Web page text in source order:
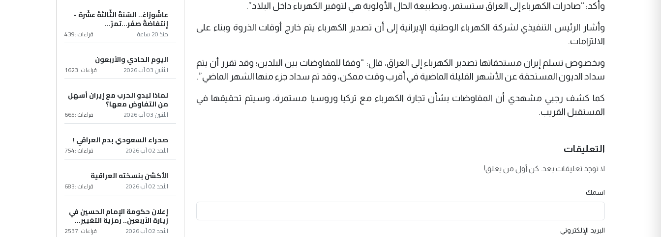
وأكد: “صادرات الكهرباء إلى العراق ستستمر، وبطبيعة الحال الأولوية هي لتوفير الكهرباء داخل البلاد”.
وأشار الرئيس التنفيذي لشركة الكهرباء الوطنية الإيرانية إلى أن تصدير الكهرباء يتم خارج أوقات الذروة وبناء على
الالتزامات.
وبخصوص تسلم إيران مستحقاتها تصدير الكهرباء إلى العراق، قال: “وفقا للمفاوضات بين البلدين؛ وقد تقرر أن يتم
سداد الديون المستحقة عن الأشهر القليلة الماضية في أقرب وقت ممكن، وقد تم سداد جزء منها الشهر الماضي”.
كما كشف رجبي مشهدي أن المفاوضات بشأن تجارة الكهرباء مع تركيا وروسيا مستمرة، وسيتم تحقيقها في
المستقبل القريب.
التعليقات
لا توجد تعليقات بعد. كن أول من يعلق!
اسمك
البريد الإلكتروني
عاشُورْاءُ.. السّنَةُ الثّالثةَ عشَرَة -
إِنتفاضةُ صفَر…تمرّ...
منذ 20 ساعة قراءات :439
اليوم الحادي والأربعون
الأثنين 03 آب 2026 قراءات :1623
لماذا تبدو الحرب مع إيران أسهل
من التفاوض معها؟
الأثنين 03 آب 2026 قراءات :665
صحراء السعودي بدم العراقي !
الأحد 02 آب 2026 قراءات :754
الأكشن بنسخته العراقية
الأحد 02 آب 2026 قراءات :683
إعلان حكومة الإمام الحسين في
زيارة الأربعين.. رمزية التغيير...
الأحد 02 آب 2026 قراءات :2537